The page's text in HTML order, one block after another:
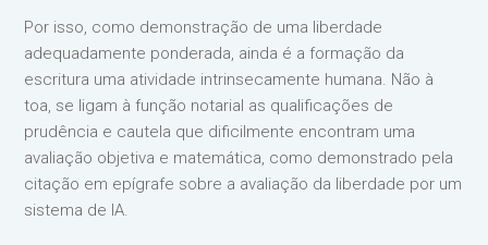
Por isso, como demonstração de uma liberdade
adequadamente ponderada, ainda é a formação da
escritura uma atividade intrinsecamente humana. Não à
toa, se ligam à função notarial as qualificações de
prudência e cautela que dificilmente encontram uma
avaliação objetiva e matemática, como demonstrado pela
citação em epígrafe sobre a avaliação da liberdade por um
sistema de IA.